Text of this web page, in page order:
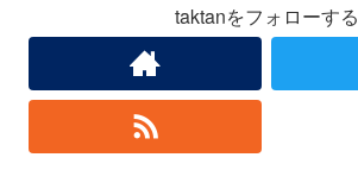
taktanをフォローする